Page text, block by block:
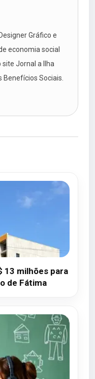
Gráfico e
economia social
site Jornal a Ilha
Sociais.
13 milhões para
de Fátima